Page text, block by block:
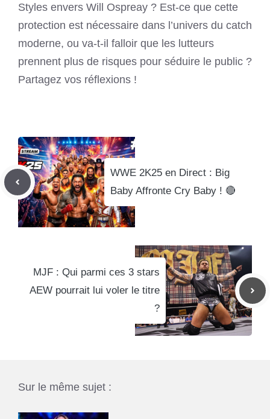
Styles envers Will Ospreay ? Est-ce que cette
protection est nécessaire dans l’univers du catch
moderne, ou va-t-il falloir que les lutteurs
prennent plus de risques pour séduire le public ?
Partagez vos réflexions !
WWE 2K25 en Direct : Big
Baby Affronte Cry Baby ! 🔴
MJF : Qui parmi ces 3 stars
AEW pourrait lui voler le titre
?
Sur le même sujet :